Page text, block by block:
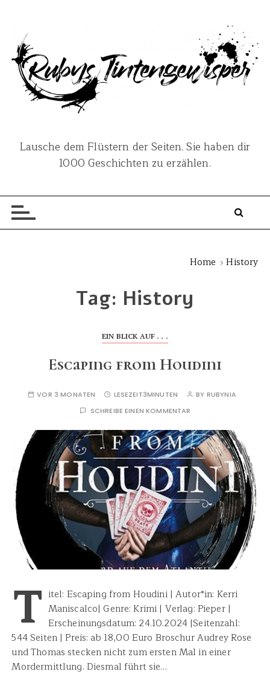
Lausche dem Flüstern der Seiten. Sie haben dir
1000 Geschichten zu erzählen.
Home History
Tag: History
EIN BLICK AUF . . .
Escaping from Houdini
VOR 3 MONATEN LESEZEIT3MINUTEN BY RUBYNIA
SCHREIBE EINEN KOMMENTAR
T itel: Escaping from Houdini | Autor*in: Kerri
Maniscalco| Genre: Krimi | Verlag: Pieper |
Erscheinungsdatum: 24.10.2024 |Seitenzahl:
544 Seiten | Preis: ab 18,00 Euro Broschur Audrey Rose
und Thomas stecken nicht zum ersten Mal in einer
Mordermittlung. Diesmal führt sie…